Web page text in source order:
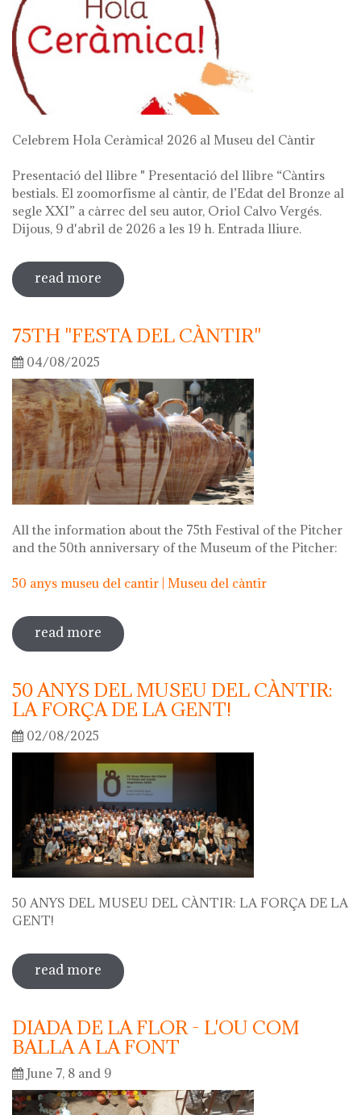
Celebrem Hola Ceràmica! 2026 al Museu del Càntir
Presentació del llibre " Presentació del llibre “Càntirs
bestials. El zoomorfisme al càntir, de l’Edat del Bronze al
segle XXI” a càrrec del seu autor, Oriol Calvo Vergés.
Dijous, 9 d'abril de 2026 a les 19 h. Entrada lliure.
read more sobre hola ceràmica! 2026
75TH "FESTA DEL CÀNTIR"
04/08/2025
All the information about the 75th Festival of the Pitcher
and the 50th anniversary of the Museum of the Pitcher:
50 anys museu del cantir | Museu del càntir
read more sobre 75th "festa del càntir"
50 ANYS DEL MUSEU DEL CÀNTIR:
LA FORÇA DE LA GENT!
02/08/2025
50 ANYS DEL MUSEU DEL CÀNTIR: LA FORÇA DE LA
GENT!
read more sobre 50 anys del museu del càntir: la
força de la gent!
DIADA DE LA FLOR - L'OU COM
BALLA A LA FONT
June 7, 8 and 9